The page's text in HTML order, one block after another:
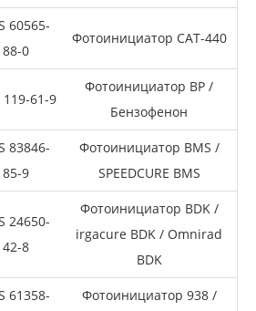
60565-
88-0
Фотоинициатор CAT-440
119-61-9
Фотоинициатор BP /
Бензофенон
83846-
85-9
Фотоинициатор BMS /
SPEEDCURE BMS
24650-
42-8
Фотоинициатор BDK /
irgacure BDK / Omnirad
BDK
61358-
Фотоинициатор 938 /